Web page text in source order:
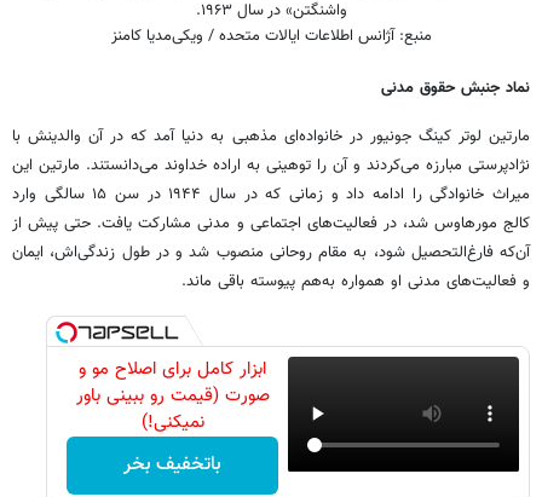
واشنگتن» در سال ۱۹۶۳.
منبع: آژانس اطلاعات ایالات متحده / ویکی‌مدیا کامنز
نماد جنبش حقوق مدنی
مارتین لوتر کینگ جونیور در خانواده‌ای مذهبی به دنیا آمد که در آن والدینش با
نژادپرستی مبارزه می‌کردند و آن را توهینی به اراده خداوند می‌دانستند. مارتین این
میراث خانوادگی را ادامه داد و زمانی که در سال ۱۹۴۴ در سن ۱۵ سالگی وارد
کالج مورهاوس شد، در فعالیت‌های اجتماعی و مدنی مشارکت یافت. حتی پیش از
آن‌که فارغ‌التحصیل شود، به مقام روحانی منصوب شد و در طول زندگی‌اش، ایمان
و فعالیت‌های مدنی او همواره به‌هم پیوسته باقی ماند.
ابزار کامل برای اصلاح مو و
صورت (قیمت رو ببینی باور
نمیکنی!)
باتخفیف بخر